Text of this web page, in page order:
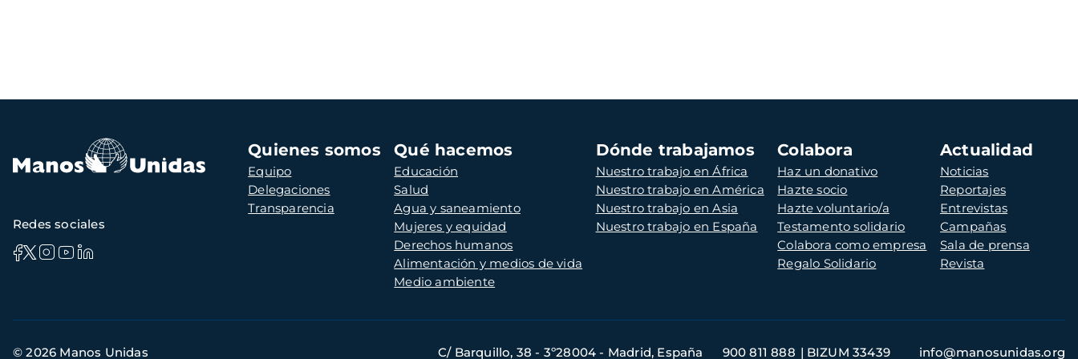
Navegación
principal
Quienes somos
Equipo
Delegaciones
Transparencia
Qué hacemos
Educación
Salud
Agua y saneamiento
Mujeres y equidad
Derechos humanos
Alimentación y medios de vida
Medio ambiente
Dónde trabajamos
Nuestro trabajo en África
Nuestro trabajo en América
Nuestro trabajo en Asia
Nuestro trabajo en España
Colabora
Haz un donativo
Hazte socio
Hazte voluntario/a
Testamento solidario
Colabora como empresa
Regalo Solidario
Actualidad
Noticias
Reportajes
Entrevistas
Campañas
Sala de prensa
Revista
Redes sociales
de
© 2026 Manos Unidas C/ Barquillo, 38 - 3º28004 - Madrid, España 900 811 888 BIZUM 33439 info@manosunidas.org